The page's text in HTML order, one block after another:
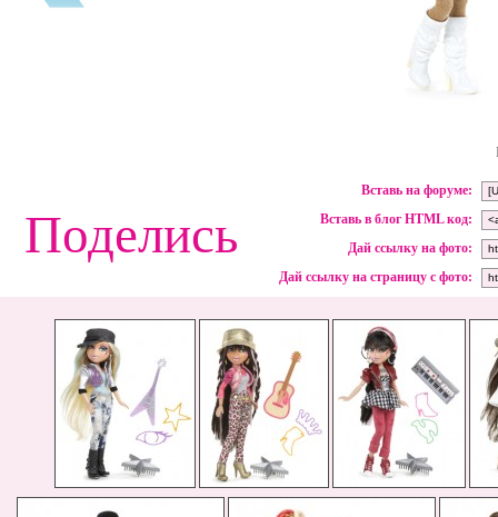
Поделись
Вставь на форуме:
Вставь в блог HTML код:
Дай ссылку на фото:
Дай ссылку на страницу с фото: